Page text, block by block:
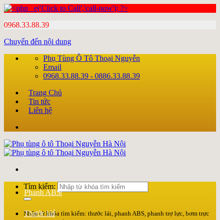
0968.33.88.39
Chuyển đến nội dung
Phụ Tùng Ô Tô Thoại Nguyễn
Email
0968.33.88.39 - 0886.33.88.39
Trang Chủ
Tin tức
Liên hệ
Tìm kiếm:
Nhập từ khóa tìm kiếm: thước lái, phanh ABS, phanh trợ lực, bơm trực
Phanh ABS
Thước lái